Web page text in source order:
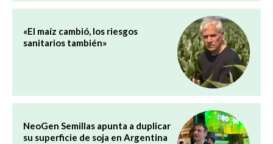
«El maíz cambió, los riesgos
sanitarios también»
NeoGen Semillas apunta a duplicar
su superficie de soja en Argentina